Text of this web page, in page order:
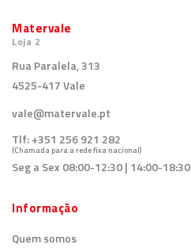
Matervale
Loja 2
Rua Paralela, 313
4525-417 Vale
vale@matervale.pt
Tlf:+351 256 921 282
(Chamada para a rede fixa nacional)
Seg a Sex 08:00-12:30 | 14:00-18:30
Informação
Quem somos